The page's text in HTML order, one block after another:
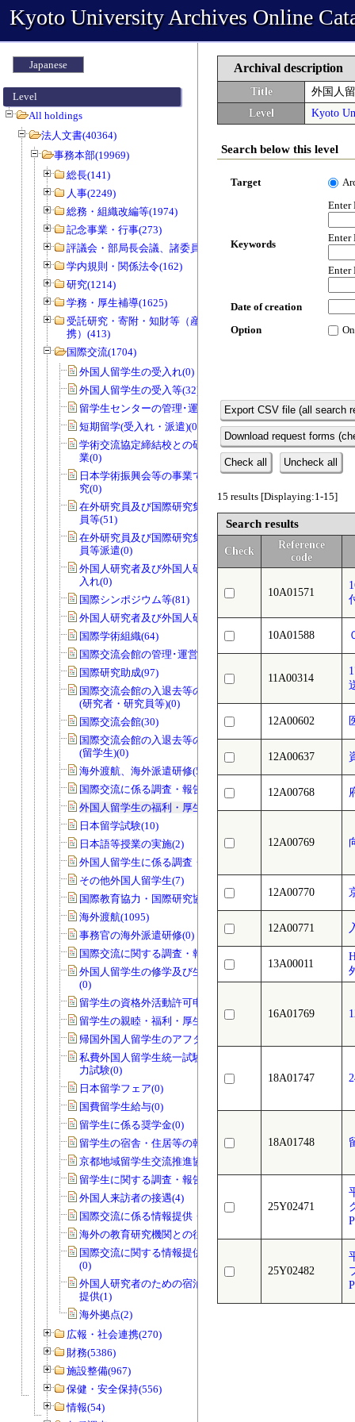
Kyoto University Archives Online
Japanese
Level
All holdings
法人文書(40364)
事務本部(19969)
総長(141)
人事(2249)
総務・組織改編等(1974)
記念事業・行事(273)
評議会・部局長会議、諸委員会等(1466)
学内規則・関係法令(162)
研究(1214)
学務・厚生補導(1625)
受託研究・寄附・知財等（産官学連
携）(413)
国際交流(1704)
外国人留学生の受入れ(0)
外国人留学生の受入等(32)
留学生センターの管理･運営(0)
短期留学(受入れ・派遣)(0)
学術交流協定締結校との研究者交流事
業(0)
日本学術振興会等の事業で国際協力研
究(0)
在外研究員及び国際研究集会派遣研究
員等(51)
在外研究員及び国際研究集会派遣研究
員等派遣(0)
外国人研究者及び外国人研究員等の受
入れ(0)
国際シンポジウム等(81)
外国人研究者及び外国人研究員等(47)
国際学術組織(64)
国際交流会館の管理･運営等(0)
国際研究助成(97)
国際交流会館の入退去等の届出・許可
(研究者・研究員等)(0)
国際交流会館(30)
国際交流会館の入退去等の届出・許可
(留学生)(0)
海外渡航、海外派遣研修(58)
国際交流に係る調査・報告等(18)
外国人留学生の福利・厚生・親睦等(15)
日本留学試験(10)
日本語等授業の実施(2)
外国人留学生に係る調査・報告等(2)
その他外国人留学生(7)
国際教育協力・国際研究協力(26)
海外渡航(1095)
事務官の海外派遣研修(0)
国際交流に関する調査・報告等(2)
外国人留学生の修学及び生活上の指導
(0)
留学生の資格外活動許可申請(40)
留学生の親睦・福利・厚生等(1)
帰国外国人留学生のアフターケア(0)
私費外国人留学生統一試験・日本語能
力試験(0)
日本留学フェア(0)
国費留学生給与(0)
留学生に係る奨学金(0)
留学生の宿舎・住居等の斡旋(0)
京都地域留学生交流推進協議会(0)
留学生に関する調査・報告等(1)
外国人来訪者の接遇(4)
国際交流に係る情報提供・広報活動(1)
海外の教育研究機関との往復文書(17)
国際交流に関する情報提供・広報活動
(0)
外国人研究者のための宿泊施設の情報
提供(1)
海外拠点(2)
広報・社会連携(270)
財務(5386)
施設整備(967)
保健・安全保持(556)
情報(54)
Archival description
Title
外国人
Level
Kyoto
Search below this level
Target
Keywords
Enter
Enter
Enter
Date of creation
Option
Export CSV file (all search
Download request forms
Check all Uncheck all
15 results [Displaying:1-15]
Search results
Check
Reference
code
10A01571
10A01588
11A00314
12A00602
12A00637
12A00768
12A00769
12A00770
12A00771
13A00011
16A01769
18A01747
18A01748
25Y02471
25Y02482